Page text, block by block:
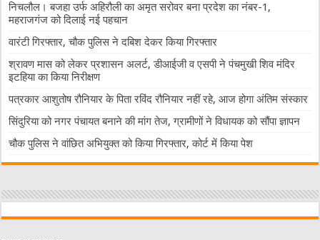
निचलौल। बजहा उर्फ अहिरौली का अमृत सरोवर बना प्रदेश का नंबर-1,
महराजगंज को दिलाई नई पहचान
वारंटी गिरफ्तार, चौक पुलिस ने दबिश देकर किया गिरफ्तार
श्रावण मास को लेकर प्रशासन अलर्ट, डीआईजी व एसपी ने पंचमुखी शिव मंदिर
इटहिया का किया निरीक्षण
पत्रकार आशुतोष रौनियार के पिता रविंद रौनियार नहीं रहे, आज होगा अंतिम संस्कार
सिंदुरिया को नगर पंचायत बनाने की मांग तेज, ग्रामीणों ने विधायक को सौंपा ज्ञापन
चौक पुलिस ने वांछित अभियुक्त को किया गिरफ्तार, कोर्ट में किया पेश